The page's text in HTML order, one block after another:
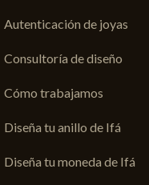
Autenticación de joyas
Consultoría de diseño
Cómo trabajamos
Diseña tu anillo de Ifá
Diseña tu moneda de Ifá